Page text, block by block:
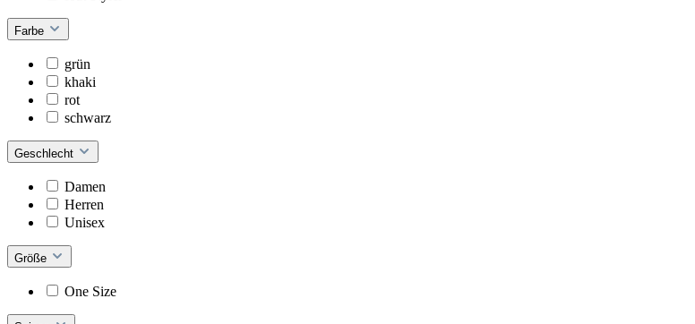
Farbe
grün
khaki
rot
schwarz
Geschlecht
Damen
Herren
Unisex
Größe
One Size